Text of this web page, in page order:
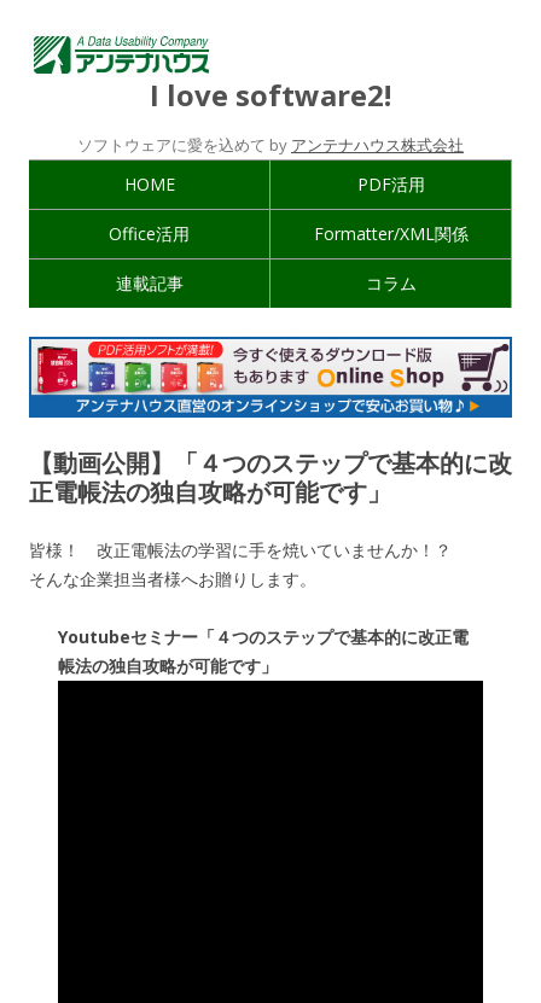
I love software2!
ソフトウェアに愛を込めて by アンテナハウス株式会社
HOME PDF活用
Office活用 Formatter/XML関係
連載記事 コラム
【動画公開】「４つのステップで基本的に改
正電帳法の独自攻略が可能です」
皆様！ 改正電帳法の学習に手を焼いていませんか！？
そんな企業担当者様へお贈りします。
Youtubeセミナー「４つのステップで基本的に改正電
帳法の独自攻略が可能です」